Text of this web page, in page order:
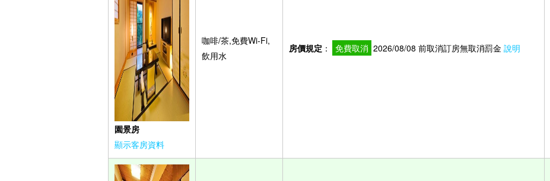
園景房
顯示客房資料
咖啡/茶,免費Wi-Fi,
飲用水
房價規定 ： 免費取消 2026/08/08 前取消訂房無取消罰金 說明